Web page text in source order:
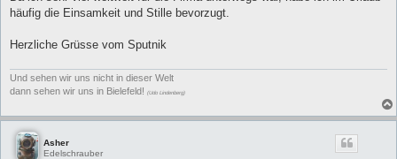
häufig die Einsamkeit und Stille bevorzugt.
Herzliche Grüsse vom Sputnik
Und sehen wir uns nicht in dieser Welt
dann sehen wir uns in Bielefeld!
(Udo Lindenberg)
Asher
Edelschrauber